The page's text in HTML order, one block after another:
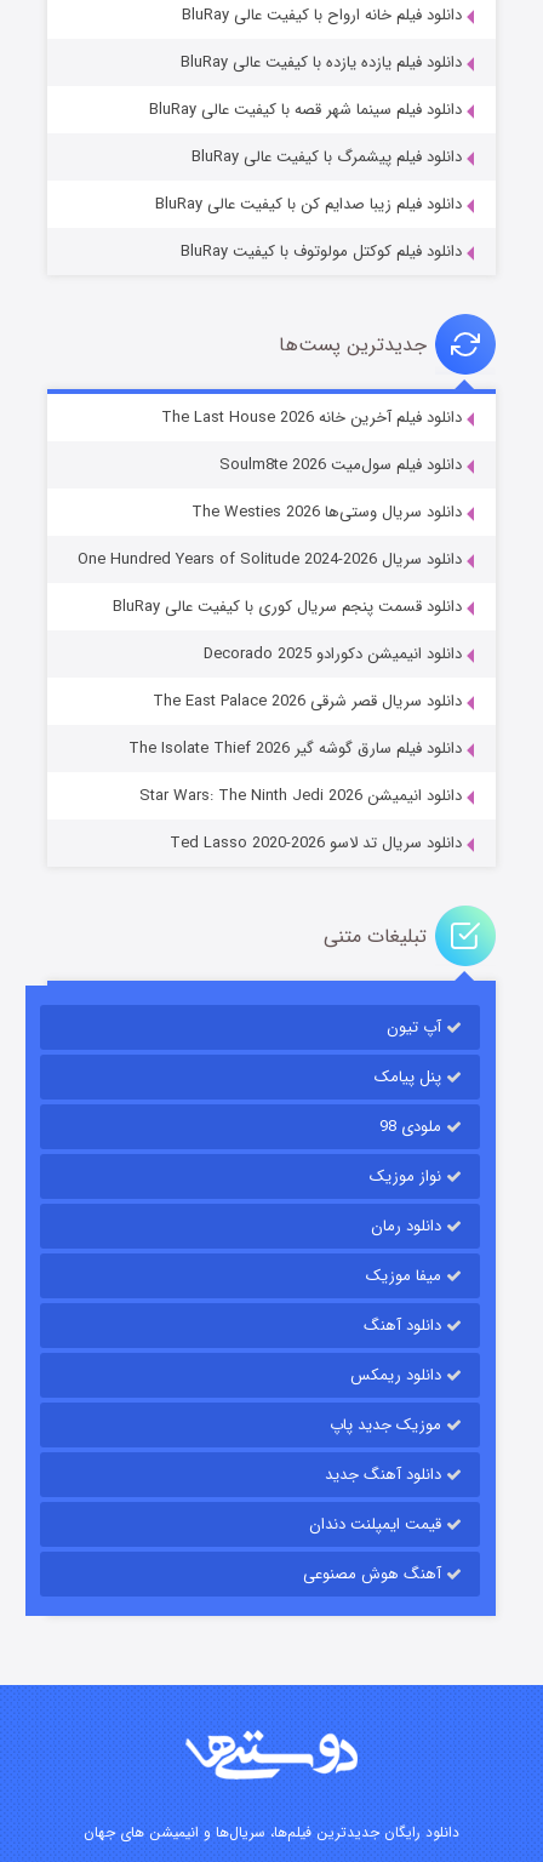
خاندان اژدها فصل ۳
جادوگری در مغولستان
قسمت۱۴ (زیرنویس) منتشر شد
قسمت
قسمت۲ (دوبله) منتشر شد
دانلود فیلم خانه ارواح با کیفیت عالی BluRay
دانلود فیلم یازده یازده با کیفیت عالی BluRay
دانلود فیلم سینما شهر قصه با کیفیت عالی BluRay
دانلود فیلم پیشمرگ با کیفیت عالی BluRay
دانلود فیلم زیبا صدایم کن با کیفیت عالی BluRay
دانلود فیلم کوکتل مولوتوف با کیفیت BluRay
جدیدترین پست‌ها
دانلود فیلم آخرین خانه The Last House 2026
دانلود فیلم سول‌میت Soulm8te 2026
دانلود سریال وستی‌ها The Westies 2026
دانلود سریال One Hundred Years of Solitude 2024-2026
دانلود قسمت پنجم سریال کوری با کیفیت عالی BluRay
دانلود انیمیشن دکورادو Decorado 2025
دانلود سریال قصر شرقی The East Palace 2026
دانلود فیلم سارق گوشه گیر The Isolate Thief 2026
دانلود انیمیشن Star Wars: The Ninth Jedi 2026
دانلود سریال تد لاسو Ted Lasso 2020-2026
تبلیغات متنی
آپ تیون
پنل پیامک
ملودی 98
نواز موزیک
دانلود رمان
میفا موزیک
دانلود آهنگ
دانلود ریمکس
موزیک جدید پاپ
دانلود آهنگ جدید
قیمت ایمپلنت دندان
آهنگ هوش مصنوعی
دانلود رایگان جدیدترین فیلم‌ها، سریال‌ها و انیمیشن های جهان